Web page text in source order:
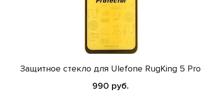
Защитное стекло для Ulefone RugKing 5 Pro
990 руб.